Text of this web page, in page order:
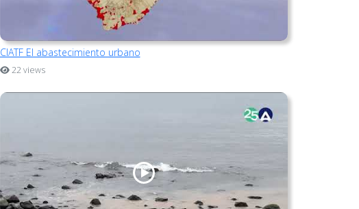
CIATF El abastecimiento urbano
22 views